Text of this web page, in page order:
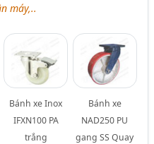
máy,..
Bánh xe Inox
IFXN100 PA
trắng
Bánh xe
NAD250 PU
gang SS Quay